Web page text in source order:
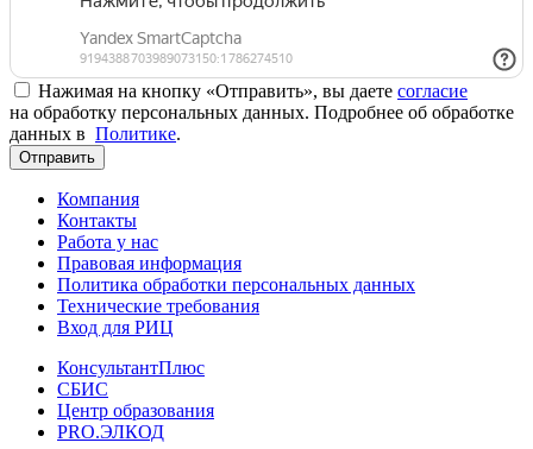
Нажимая на кнопку «Отправить», вы даете согласие
на обработку персональных данных. Подробнее об обработке
данных в Политике.
Отправить
Компания
Контакты
Работа у нас
Правовая информация
Политика обработки персональных данных
Технические требования
Вход для РИЦ
КонсультантПлюс
СБИС
Центр образования
PRO.ЭЛКОД